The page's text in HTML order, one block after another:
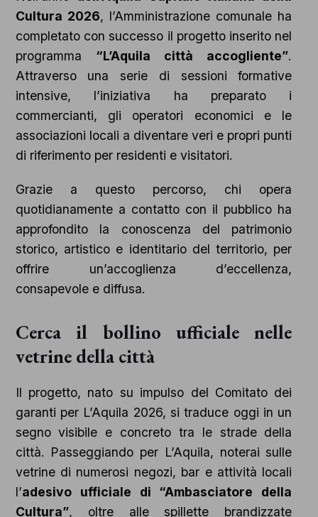
Cultura 2026, l’Amministrazione comunale ha
completato con successo il progetto inserito nel
programma “L’Aquila città accogliente”.
Attraverso una serie di sessioni formative
intensive, l’iniziativa ha preparato i
commercianti, gli operatori economici e le
associazioni locali a diventare veri e propri punti
di riferimento per residenti e visitatori.
Grazie a questo percorso, chi opera
quotidianamente a contatto con il pubblico ha
approfondito la conoscenza del patrimonio
storico, artistico e identitario del territorio, per
offrire un’accoglienza d’eccellenza,
consapevole e diffusa.
Cerca il bollino ufficiale nelle
vetrine della città
Il progetto, nato su impulso del Comitato dei
garanti per L’Aquila 2026, si traduce oggi in un
segno visibile e concreto tra le strade della
città. Passeggiando per L’Aquila, noterai sulle
vetrine di numerosi negozi, bar e attività locali
l’adesivo ufficiale di “Ambasciatore della
Cultura”, oltre alle spillette brandizzate